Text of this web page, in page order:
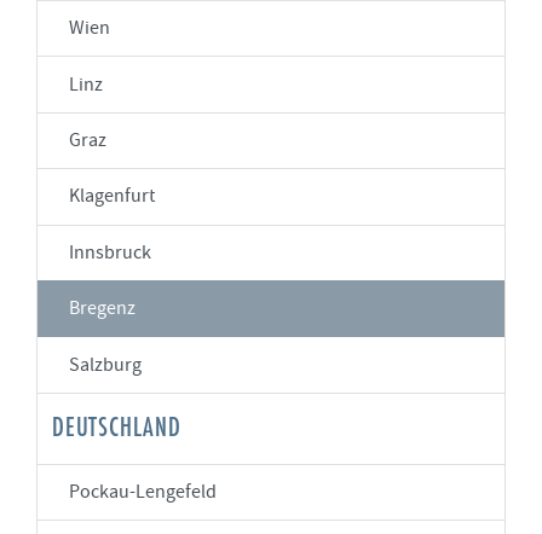
Wien
Linz
Graz
Klagenfurt
Innsbruck
Bregenz
Salzburg
DEUTSCHLAND
Pockau-Lengefeld